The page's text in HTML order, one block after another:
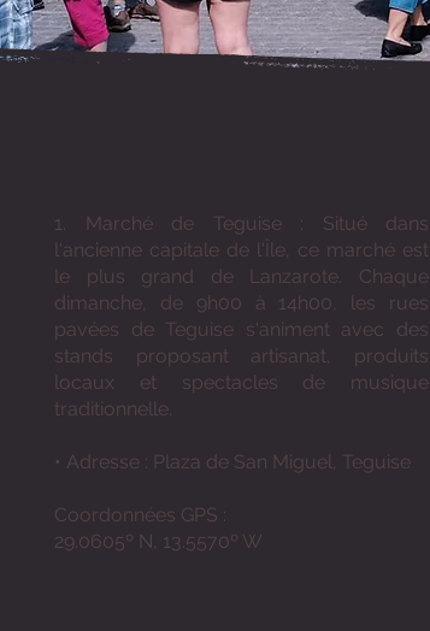
1. Marché de Teguise : Situé dans
l'ancienne capitale de l'Île, ce marché est
le plus grand de Lanzarote. Chaque
dimanche, de 9h00 à 14h00, les rues
pavées de Teguise s'animent avec des
stands proposant artisanat, produits
locaux et spectacles de musique
traditionnelle.
• Adresse : Plaza de San Miguel, Teguise
Coordonnées GPS :
29.0605º N, 13.5570º W